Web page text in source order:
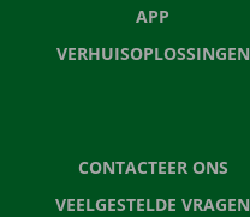
APP
VERHUISOPLOSSINGEN
CONTACTEER ONS
VEELGESTELDE VRAGEN